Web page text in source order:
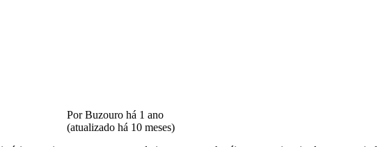
Por Buzouro há 1 ano
(atualizado há 10 meses)